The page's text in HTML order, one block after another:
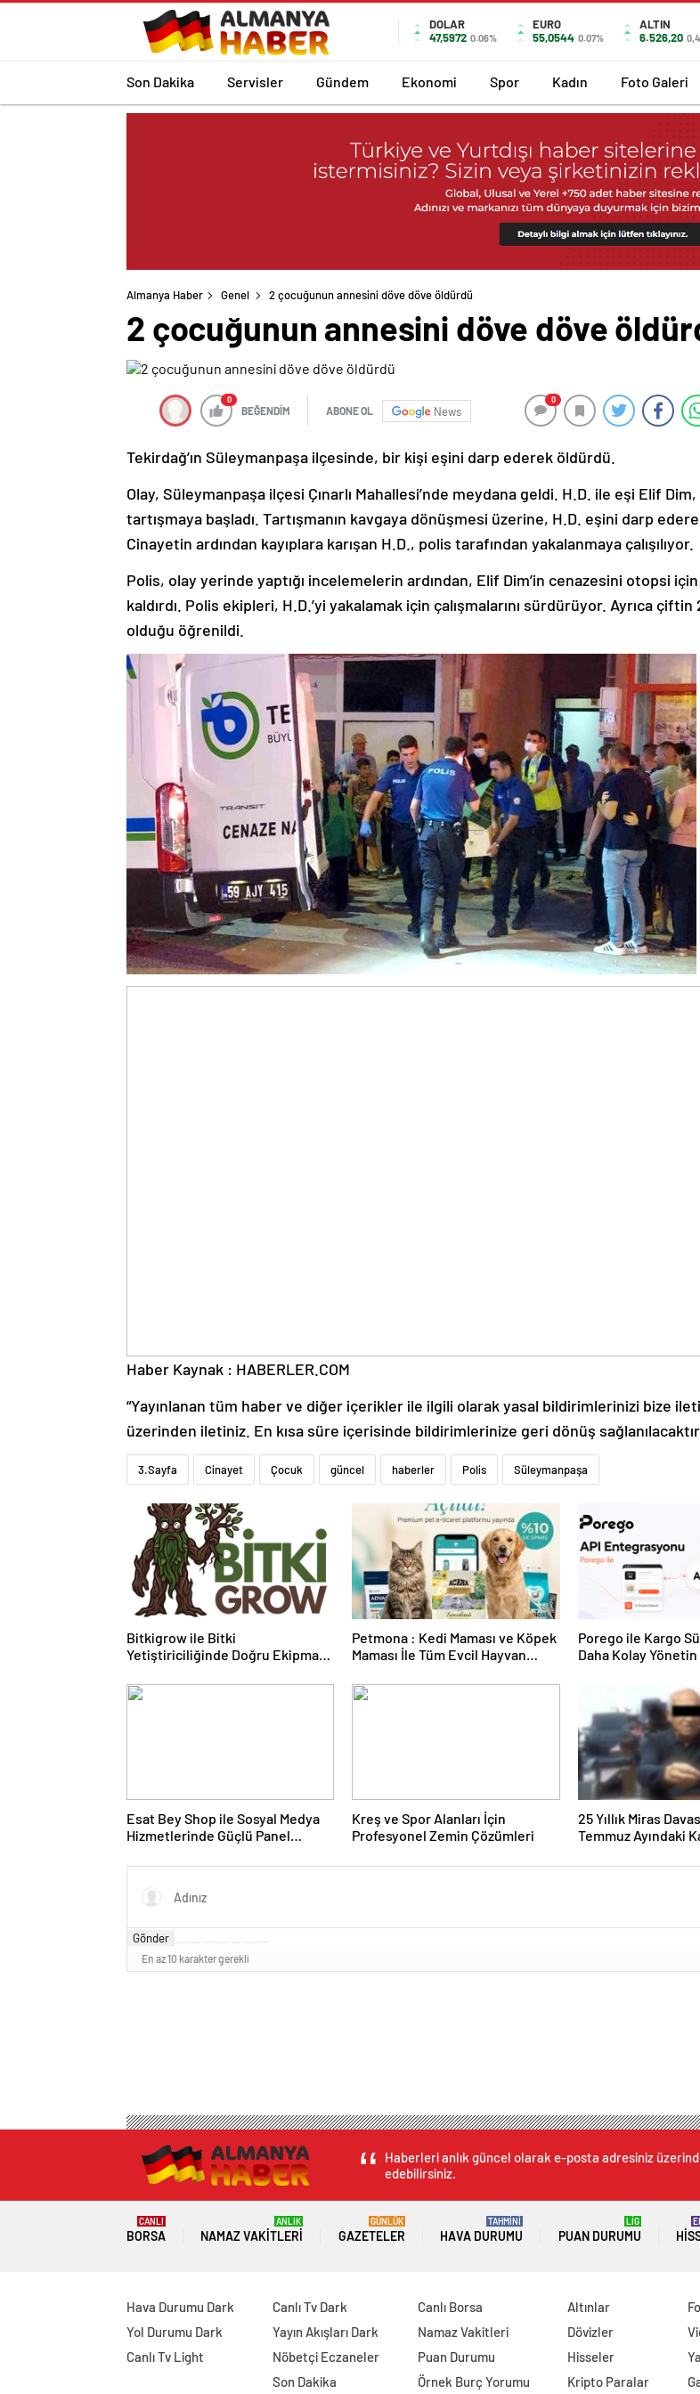
DOLAR
47,5972 0.06%
EURO
55,0544 0.07%
ALTIN
6.526,20
Son Dakika Servisler Gündem Ekonomi Spor Kadın Foto Galeri
Almanya Haber Genel 2 çocuğunun annesini döve döve öldürdü
2 çocuğunun annesini döve döve
0
BEĞENDİM ABONE OL News
0
Tekirdağ’ın Süleymanpaşa ilçesinde, bir kişi eşini darp ederek öldürdü.
Olay, Süleymanpaşa ilçesi Çınarlı Mahallesi’nde meydana geldi. H.D. ile eşi Elif
tartışmaya başladı. Tartışmanın kavgaya dönüşmesi üzerine, H.D. eşini darp
Cinayetin ardından kayıplara karışan H.D., polis tarafından yakalanmaya çalışılıyor.
Polis, olay yerinde yaptığı incelemelerin ardından, Elif Dim’in cenazesini otopsi
kaldırdı. Polis ekipleri, H.D.’yi yakalamak için çalışmalarını sürdürüyor. Ayrıca
olduğu öğrenildi.
Haber Kaynak : HABERLER.COM
“Yayınlanan tüm haber ve diğer içerikler ile ilgili olarak yasal bildirimlerinizi bize
üzerinden iletiniz. En kısa süre içerisinde bildirimlerinize geri dönüş
3.Sayfa Cinayet Çocuk güncel haberler Polis Süleymanpaşa
Bitkigrow ile Bitki
Yetiştiriciliğinde Doğru Ekipman
Petmona : Kedi Maması ve Köpek
Maması İle Tüm Evcil Hayvan
Porego ile Kargo
Daha Kolay Yönetin
Esat Bey Shop ile Sosyal Medya
Hizmetlerinde Güçlü Panel
Kreş ve Spor Alanları İçin
Profesyonel Zemin Çözümleri
25 Yıllık Miras
Temmuz Ayındaki
Gönder
En az 10 karakter gerekli
Haberleri anlık güncel olarak e-posta adresiniz
edebilirsiniz.
BORSA
CANLI
NAMAZ VAKITLERI
ANLIK
GAZETELER
GÜNLÜK
HAVA DURUMU
TAHMİNİ
PUAN DURUMU
LİG
Hava Durumu Dark
Yol Durumu Dark
Canlı Tv Light
Canlı Tv Dark
Yayın Akışları Dark
Nöbetçi Eczaneler
Son Dakika
Canlı Borsa
Namaz Vakitleri
Puan Durumu
Örnek Burç Yorumu
Altınlar
Dövizler
Hisseler
Kripto Paralar